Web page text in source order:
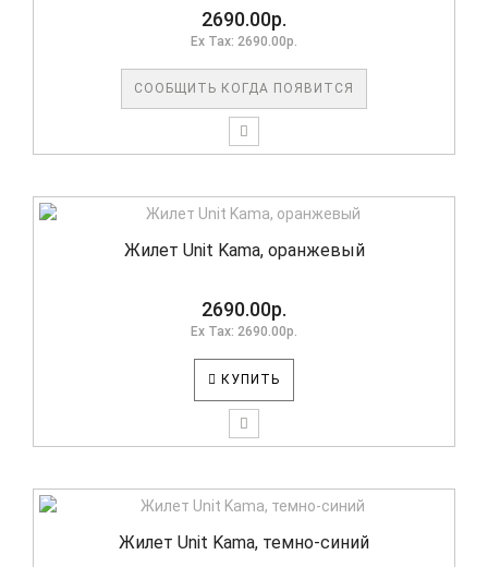
2690.00р.
Ex Tax: 2690.00р.
СООБЩИТЬ КОГДА ПОЯВИТСЯ
Жилет Unit Kama, оранжевый
2690.00р.
Ex Tax: 2690.00р.
КУПИТЬ
Жилет Unit Kama, темно-синий